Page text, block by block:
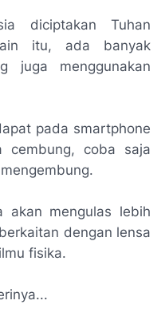
diciptakan Tuhan
itu, ada banyak
juga menggunakan
pada smartphone
cembung, coba saja
mengulas lebih
dengan lensa
fisika.